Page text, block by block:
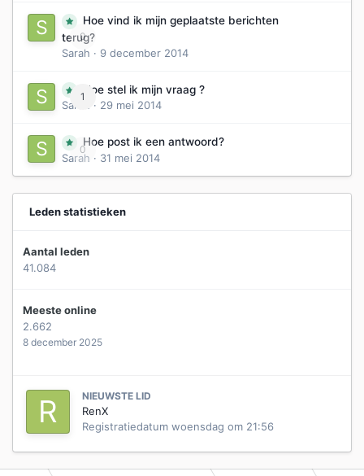
0
Hoe vind ik mijn geplaatste berichten
terug?
Sarah · 9 december 2014
1
Hoe stel ik mijn vraag ?
Sarah
· 29 mei 2014
0
Hoe post ik een antwoord?
Sarah · 31 mei 2014
Leden statistieken
Aantal leden
41.084
Meeste online
2.662
8 december 2025
NIEUWSTE LID
RenX
Registratiedatum woensdag om 21:56